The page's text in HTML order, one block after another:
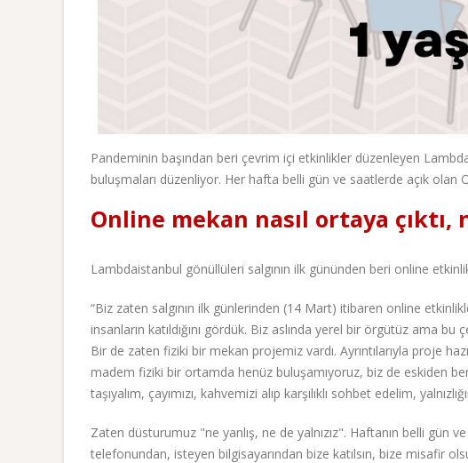
Pandeminin başından beri çevrim içi etkinlikler düzenleyen
buluşmaları düzenliyor. Her hafta belli gün ve saatlerde açık olan
Online mekan nasıl ortaya çıktı,
Lambdaistanbul gönüllüleri salgının ilk gününden beri online
“Biz zaten salgının ilk günlerinden (14 Mart) itibaren online
insanların katıldığını gördük. Biz aslında yerel bir örgütüz ama
Bir de zaten fiziki bir mekan projemiz vardı. Ayrıntılarıyla proje
madem fiziki bir ortamda henüz buluşamıyoruz, biz de eskiden
taşıyalım, çayımızı, kahvemizi alıp karşılıklı sohbet edelim,
Zaten düsturumuz "ne yanlış, ne de yalnızız". Haftanın belli gün
telefonundan, isteyen bilgisayarından bize katılsın, bize misafir